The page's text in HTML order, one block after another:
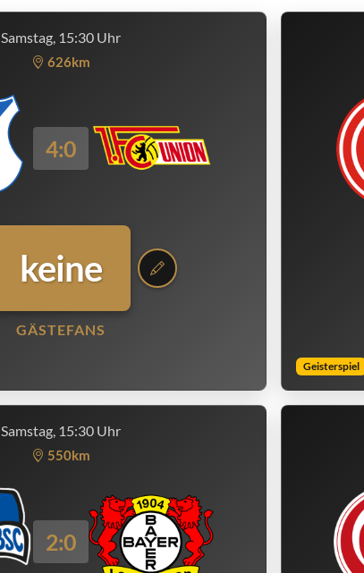
Samstag, 15:30 Uhr
626km
4:0
keine
GÄSTEFANS
Geisterspiel
Samstag, 15:30 Uhr
550km
2:0